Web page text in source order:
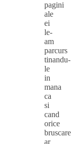
pagini
ale
ei
le-
am
parcurs
tinandu-
le
in
mana
ca
si
cand
orice
bruscare
ar